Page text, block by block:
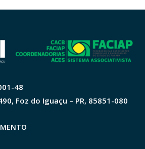
48
Foz do Iguaçu – PR, 85851-080